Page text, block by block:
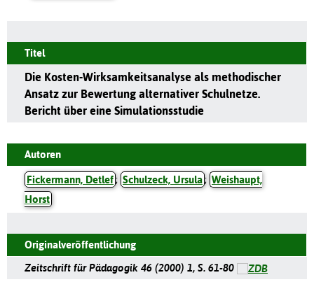
Titel
Die Kosten-Wirksamkeitsanalyse als methodischer
Ansatz zur Bewertung alternativer Schulnetze.
Bericht über eine Simulationsstudie
Autoren
Fickermann, Detlef; Schulzeck, Ursula; Weishaupt,
Horst
Originalveröffentlichung
Zeitschrift für Pädagogik 46 (2000) 1, S. 61-80